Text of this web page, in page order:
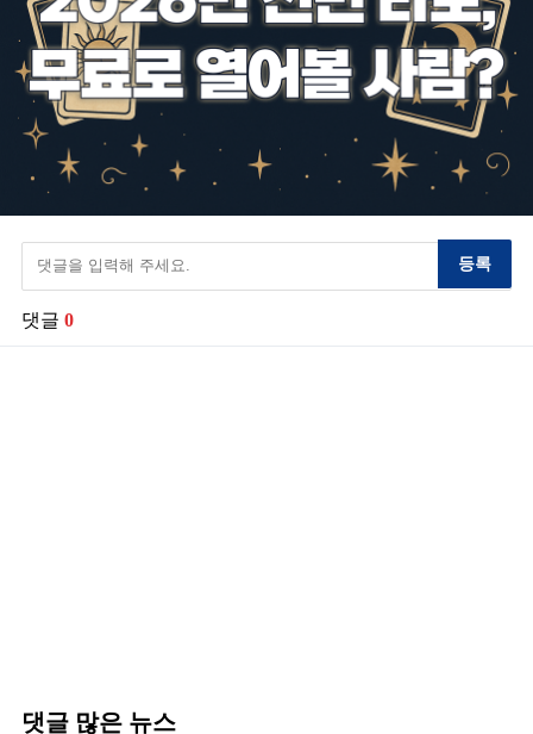
등록
댓글 0
댓글 많은 뉴스